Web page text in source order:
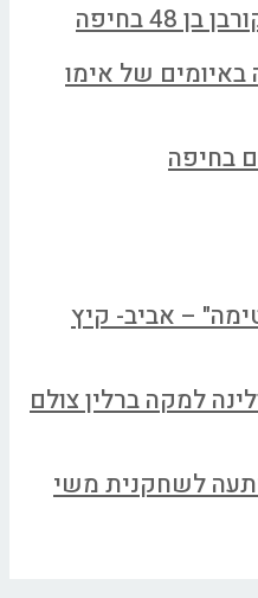
בחיפה
באיומים של אימו
בחיפה
– אביב- קיץ
של קרולינה למקה ברלין צולם
לשחקנית משי